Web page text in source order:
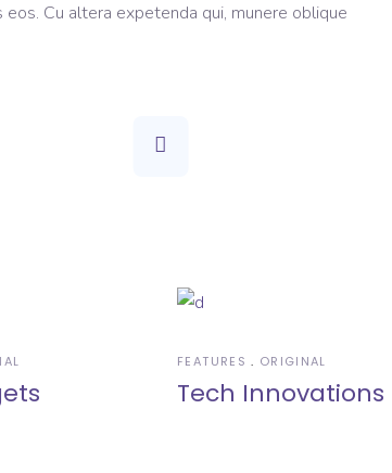
Cu altera expetenda qui, munere oblique
FEATURES ORIGINAL
Tech Innovations